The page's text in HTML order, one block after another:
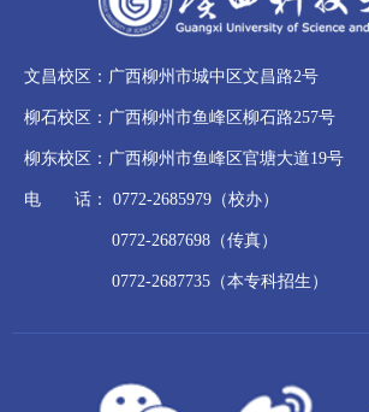
文昌校区：广西柳州市城中区文昌路2号
柳石校区：广西柳州市鱼峰区柳石路257号
柳东校区：广西柳州市鱼峰区官塘大道19号
电 话： 0772-2685979（校办）
0772-2687698（传真）
0772-2687735（本专科招生）